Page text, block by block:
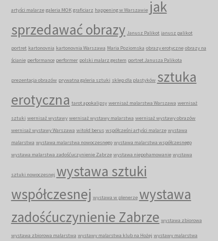
artyści malarze galeria MOK graficiarz happening w Warszawie jak
sprzedawać obrazy Janusz Palikot janusz palikot
portret kartonovnia kartonovnia Warszawa Maria Poziomska obrazy erotyczne obrazy na
ścianie performance performer polski malarz gestem portret Janusza Palikota
prezentacja obrazów prywatna galeria sztuki sklep dla plastyków sztuka
erotyczna tarot apokalipsy wernisaż malarstwa Warszawa wernisaż
sztuki wernisaż wystawy wernisaż wystawy malarstwa wernisaż wystawy obrazów
wernisaż wystawy Warszawa witold berus współcześni artyści malarze wystawa
malarstwa wystawa malarstwa nowoczesnego wystawa malarstwa współczesnego
wystawa malarstwa zadośćuczynienie Zabrze wystawa niepohamowanie wystawa
sztuki nowoczesnej wystawa sztuki
współczesnej wystawa w plenerze wystawa
zadośćuczynienie Zabrze wystawa zbiorowa
wystawa zbiorowa malarstwa wystawy malarstwa klub na Hożej wystawy malarstwa